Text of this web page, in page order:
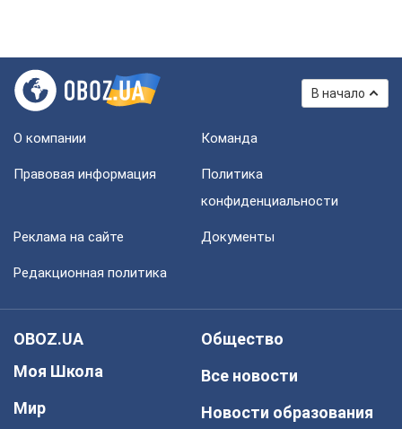
В начало
О компании Команда
Правовая информация
Политика
конфиденциальности
Реклама на сайте Документы
Редакционная политика
OBOZ.UA
Моя Школа
Мир
Общество
Все новости
Новости образования